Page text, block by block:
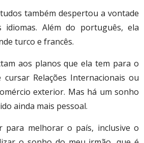
também despertou a vontade
Além do português, ela
turco e francês.
aos planos que ela tem para o
Relações Internacionais ou
exterior. Mas há um sonho
ainda mais pessoal.
para melhorar o país, inclusive o